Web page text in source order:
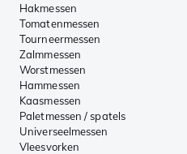
Hakmessen
Tomatenmessen
Tourneermessen
Zalmmessen
Worstmessen
Hammessen
Kaasmessen
Paletmessen / spatels
Universeelmessen
Vleesvorken